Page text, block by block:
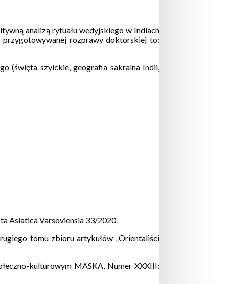
analizą rytuału wedyjskiego w Indiach
przygotowywanej rozprawy doktorskiej to:
(święta szyickie, geografia sakralna Indii,
Asiatica Varsoviensia 33/2020.
tomu zbioru artykułów „Orientaliści
kulturowym MASKA, Numer XXXIII: